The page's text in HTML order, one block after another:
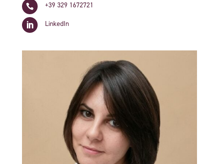
 +39 329 1672721
 LinkedIn